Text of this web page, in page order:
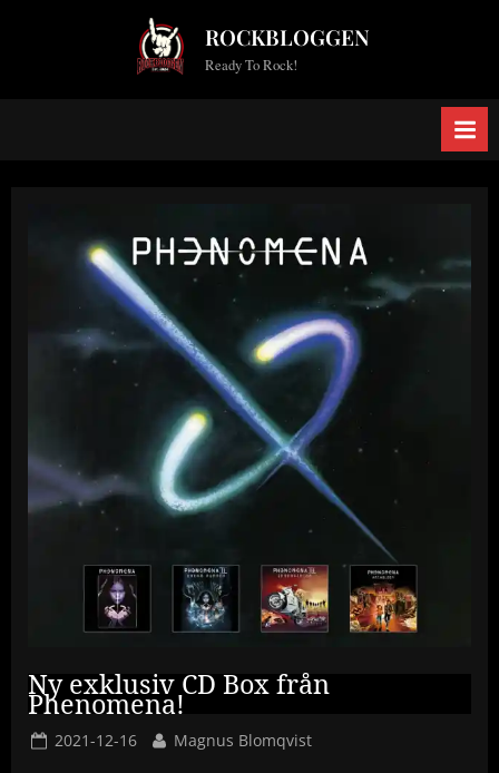
ROCKBLOGGEN
Ready To Rock!
Ny exklusiv CD Box från
Phenomena!
Posted
2021-12-16 By
Magnus Blomqvist